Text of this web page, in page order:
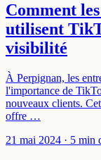
Comment
utilisent
visibilité
À Perpignan, les
l'importance de
nouveaux clients.
offre …
21 mai 2024 · 5 min